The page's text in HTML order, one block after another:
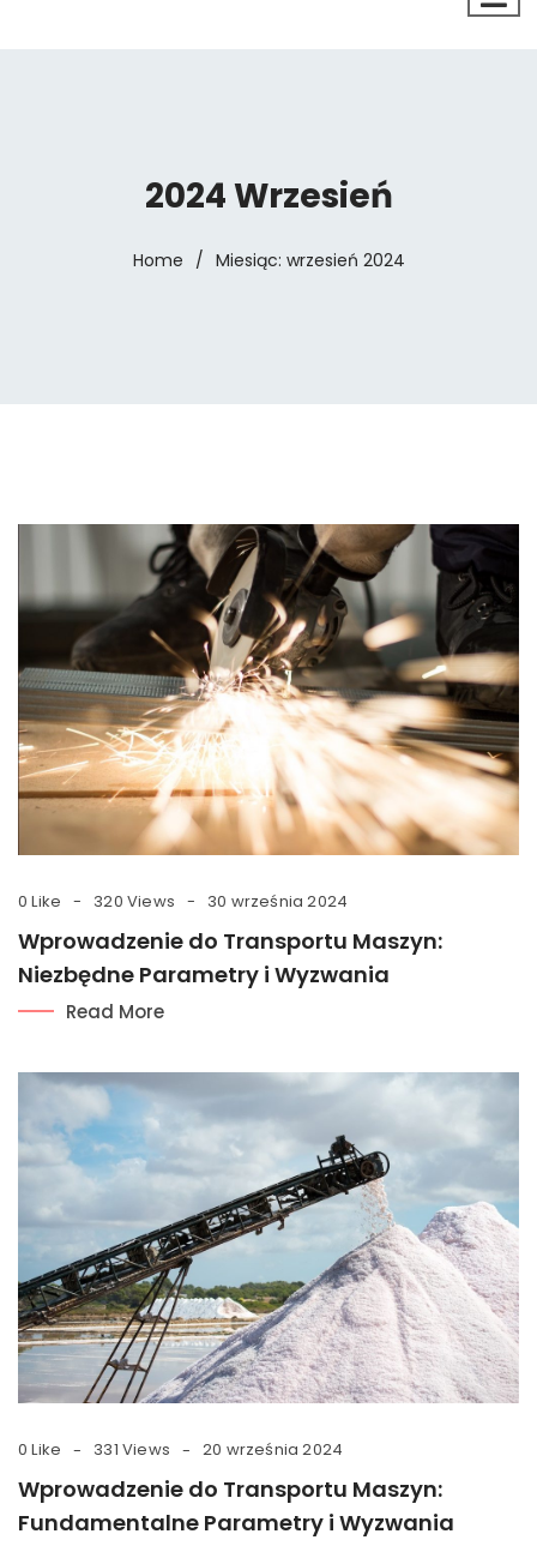
2024 Wrzesień
Home / Miesiąc: wrzesień 2024
0 Like 320 Views 30 września 2024
Wprowadzenie do Transportu Maszyn:
Niezbędne Parametry i Wyzwania
Read More
0 Like 331 Views 20 września 2024
Wprowadzenie do Transportu Maszyn:
Fundamentalne Parametry i Wyzwania